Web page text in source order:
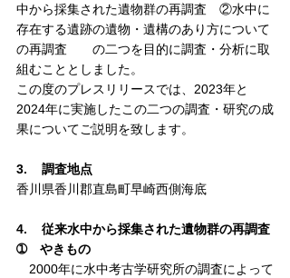
中から採集された遺物群の再調査　②水中に
存在する遺跡の遺物・遺構のあり方について
の再調査　　の二つを目的に調査・分析に取
組むこととしました。
この度のプレスリリースでは、2023年と
2024年に実施したこの二つの調査・研究の成
果についてご説明を致します。
3.    調査地点
香川県香川郡直島町早崎西側海底
4.    従来水中から採集された遺物群の再調査
➀　やきもの
2000年に水中考古学研究所の調査によって